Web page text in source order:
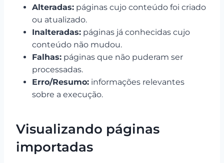
Alteradas: páginas cujo conteúdo foi criado
ou atualizado.
Inalteradas: páginas já conhecidas cujo
conteúdo não mudou.
Falhas: páginas que não puderam ser
processadas.
Erro/Resumo: informações relevantes
sobre a execução.
Visualizando páginas
importadas